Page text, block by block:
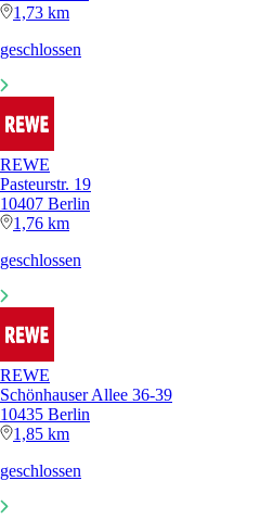
1,73 km
geschlossen
REWE
Pasteurstr. 19
10407 Berlin
1,76 km
geschlossen
REWE
Schönhauser Allee 36-39
10435 Berlin
1,85 km
geschlossen